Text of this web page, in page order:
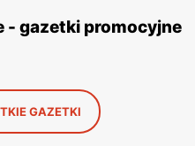
- gazetki promocyjne
GAZETKI